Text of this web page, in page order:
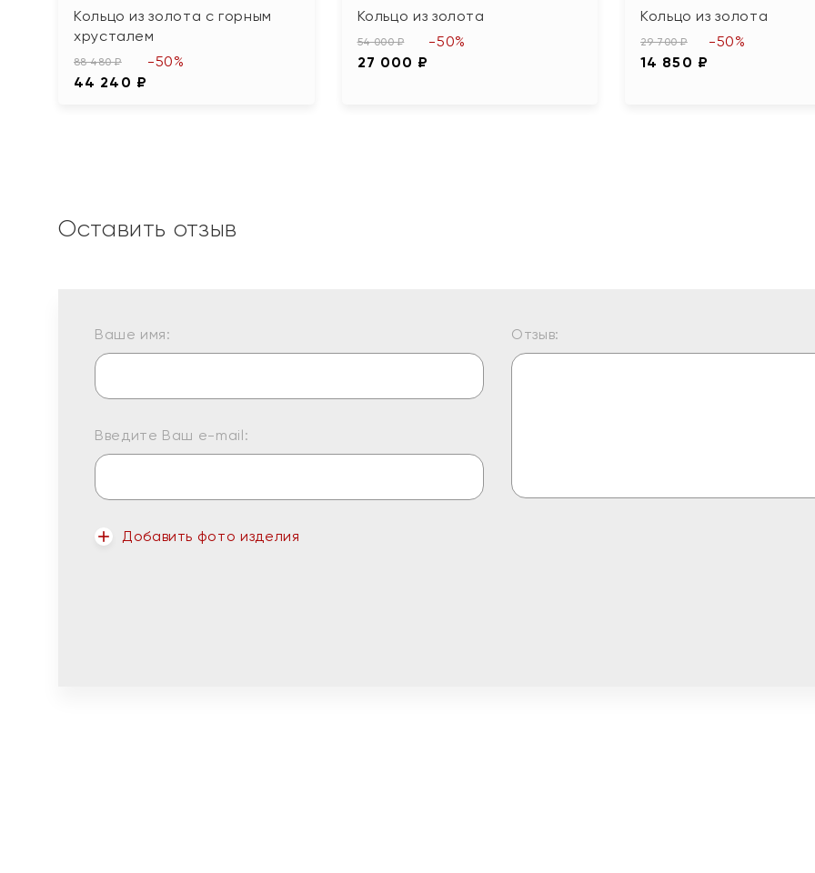
Кольцо из золота с горным
хрусталем
88 480 ₽
44 240 ₽
-50%
Кольцо из золота
54 000 ₽
27 000 ₽
-50%
Кольцо из золота
29 700 ₽
14 850 ₽
-50%
Оставить отзыв
Ваше имя:
Введите Ваш e-mail:
Добавить фото изделия
Отзыв: